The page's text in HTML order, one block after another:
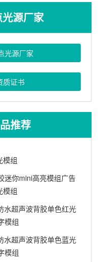
源厂家
光源厂家
质证书
推荐
模组
迷你mini高亮模组广告
模组
水超声波背胶单色红光
模组
水超声波背胶单色蓝光
模组